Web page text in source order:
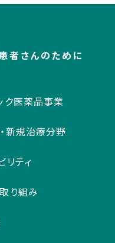
者さんのために
ク医薬品事業
新規治療分野
リティ
り組み